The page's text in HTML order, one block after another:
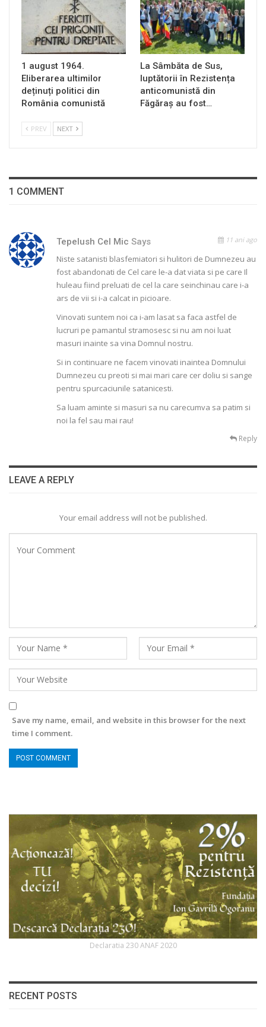
1 august 1964.
Eliberarea ultimilor
deținuți politici din
România comunistă
La Sâmbăta de Sus,
luptătorii în Rezistența
anticomunistă din
Făgăraș au fost…
PREV NEXT
1 COMMENT
Tepelush Cel Mic Says 11 ani ago
Niste satanisti blasfemiatori si hulitori de Dumnezeu au
fost abandonati de Cel care le-a dat viata si pe care Il
huleau fiind preluati de cel la care seinchinau care i-a
ars de vii si i-a calcat in picioare.
Vinovati suntem noi ca i-am lasat sa faca astfel de
lucruri pe pamantul stramosesc si nu am noi luat
masuri inainte sa vina Domnul nostru.
Si in continuare ne facem vinovati inaintea Domnului
Dumnezeu cu preoti si mai mari care cer doliu si sange
pentru spurcaciunile satanicesti.
Sa luam aminte si masuri sa nu carecumva sa patim si
noi la fel sau mai rau!
Reply
LEAVE A REPLY
Your email address will not be published.
Save my name, email, and website in this browser for the next
time I comment.
Declaratia 230 ANAF 2020
RECENT POSTS